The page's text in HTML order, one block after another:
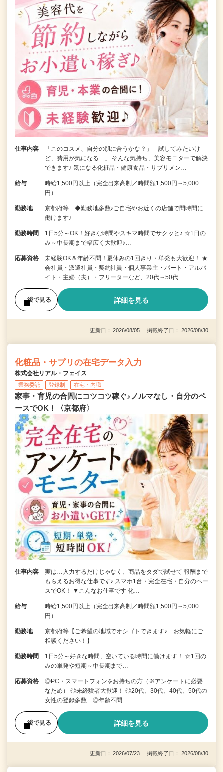
仕事内容
「このコスメ、自分の肌に合うかな？」「試してみたいけ
ど、費用が気になる…」 そんな気持ち、美容モニターで解決
できます♪ 気になる化粧品・健康食品・サプリメン…
給与
時給1,500円以上（完全出来高制／時間額1,500円～5,000
円）
勤務地
京都府等 ◆勤務地多数♪ご自宅やお近くの店舗で間時間に
働けます♪
勤務時間
1日5分～OK！好きな時間やスキマ時間でサクッと♪ ☆1日の
み～中長期まで幅広く大歓迎♪…
応募資格
未経験OK＆年齢不問！夏休みの1回きり・単発も大歓迎！ ★
会社員・派遣社員・契約社員・個人事業主・パート・アルバ
イト・主婦（夫）・フリーターなど、20代～50代…
後で見る 詳細を見る
更新日： 2026/08/05 掲載終了日： 2026/08/30
化粧品・サプリの在宅データ入力
株式会社リアル・フェイス
業務委託 登録制 在宅・内職
家事・育児の合間にコツコツ稼ぐ♪ノルマなし・自分のペ
ースでOK！〈京都府〉
仕事内容
実は…入力するだけじゃなく、商品をタダで試せて 報酬まで
もらえるお得な仕事です♪ スマホ1台・完全在宅・自分のペー
スでOK！ ▼こんなお仕事です 化…
給与
時給1,500円以上（完全出来高制／時間額1,500円～5,000
円）
勤務地
京都府等【ご希望の地域でオシゴトできます♪ お気軽にご
相談ください！】
勤務時間
1日5分～好きな時間、空いている時間に働けます！ ☆1回の
みの単発や短期～中長期まで…
応募資格
◎PC・スマートフォンをお持ちの方（※アンケートに必要
なため） ◎未経験者大歓迎！ ◎20代、30代、40代、50代の
女性の登録多数 ◎年齢不問
後で見る 詳細を見る
更新日： 2026/07/23 掲載終了日： 2026/08/30